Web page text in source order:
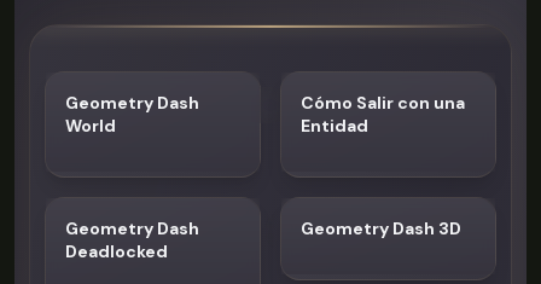
Geometry Dash
World
Cómo Salir con una
Entidad
Geometry Dash
Deadlocked
Geometry Dash 3D